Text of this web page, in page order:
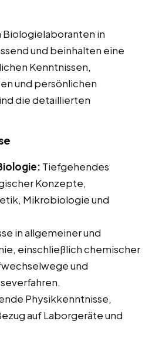
Biologielaboranten in
und beinhalten eine
Kenntnissen,
und persönlichen
die detaillierten
Tiefgehendes
Konzepte,
Mikrobiologie und
in allgemeiner und
einschließlich chemischer
und
Physikkenntnisse,
auf Laborgeräte und